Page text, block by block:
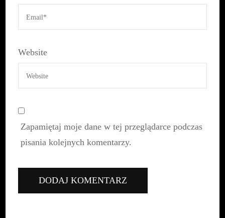
Website
Zapamiętaj moje dane w tej przeglądarce podczas
pisania kolejnych komentarzy.